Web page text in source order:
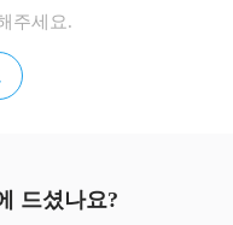
주세요.
드셨나요?